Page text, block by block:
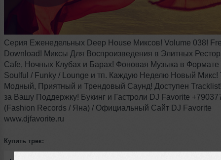
Серия Еженедельных Deep House Миксов! Volume 038!
Download! Миксы Для Воcпроизведения в Элитных
Cafe, Ночных Клубах и Барах! Фоновая Музыка в Формате
Soulful / Funky / Lounge и тп. Каждую Неделю Новый Микс!
Модный, Приятный и Трендовый Саунд! Доступен
за Вашу Поддержку! Букинг и Гастроли DJ Favorite
(Fashion Records / Яна) / Официальный Сайт DJ Favorite
www.djfavorite.ru
Купить трек: